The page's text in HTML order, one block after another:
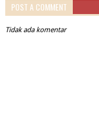
POST A COMMENT
Tidak ada komentar